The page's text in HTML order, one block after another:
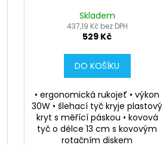
Skladem
437,19 Kč bez DPH
529 Kč
DO KOŠÍKU
• ergonomická rukojeť • výkon
30W • šlehací tyč kryje plastový
kryt s měřící páskou • kovová
tyč o délce 13 cm s kovovým
rotačním diskem